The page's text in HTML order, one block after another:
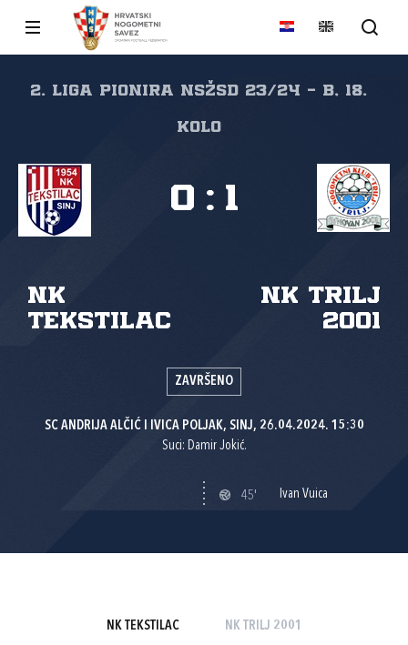
2. liga pionira NSŽSD 23/24 - B, 18.
kolo
NK
Tekstilac
NK Trilj
2001
0 : 1
ZAVRŠENO
SC ANDRIJA ALČIĆ I IVICA POLJAK, SINJ, 26.04.2024. 15:30
Suci: Damir Jokić.
45' Ivan Vuica
NK TEKSTILAC NK TRILJ 2001